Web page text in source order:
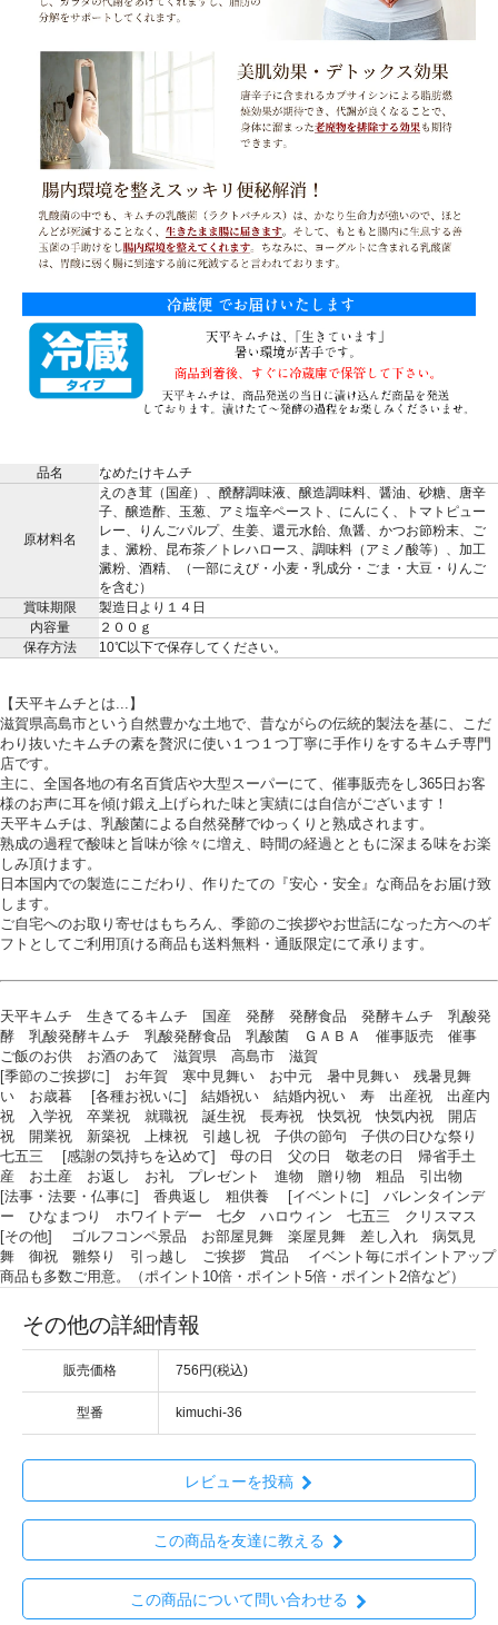
品名 なめたけキムチ
原材料名
えのき茸（国産）、醗酵調味液、醸造調味料、醤油、砂糖、唐辛
子、醸造酢、玉葱、アミ塩辛ペースト、にんにく、トマトピュー
レー、りんごパルプ、生姜、還元水飴、魚醤、かつお節粉末、ご
ま、澱粉、昆布茶／トレハロース、調味料（アミノ酸等）、加工
澱粉、酒精、（一部にえび・小麦・乳成分・ごま・大豆・りんご
を含む）
賞味期限
製造日より１４日
内容量
２００ｇ
保存方法
10℃以下で保存してください。
【天平キムチとは...】
滋賀県高島市という自然豊かな土地で、昔ながらの伝統的製法を基に、こだ
わり抜いたキムチの素を贅沢に使い１つ１つ丁寧に手作りをするキムチ専門
店です。
主に、全国各地の有名百貨店や大型スーパーにて、催事販売をし365日お客
様のお声に耳を傾け鍛え上げられた味と実績には自信がございます！
天平キムチは、乳酸菌による自然発酵でゆっくりと熟成されます。
熟成の過程で酸味と旨味が徐々に増え、時間の経過とともに深まる味をお楽
しみ頂けます。
日本国内での製造にこだわり、作りたての『安心・安全』な商品をお届け致
します。
ご自宅へのお取り寄せはもちろん、季節のご挨拶やお世話になった方へのギ
フトとしてご利用頂ける商品も送料無料・通販限定にて承ります。
天平キムチ 生きてるキムチ 国産 発酵 発酵食品 発酵キムチ 乳酸発
酵 乳酸発酵キムチ 乳酸発酵食品 乳酸菌 ＧＡＢＡ 催事販売 催事
ご飯のお供 お酒のあて 滋賀県 高島市 滋賀
[季節のご挨拶に] お年賀 寒中見舞い お中元 暑中見舞い 残暑見舞
い お歳暮 [各種お祝いに] 結婚祝い 結婚内祝い 寿 出産祝 出産内
祝 入学祝 卒業祝 就職祝 誕生祝 長寿祝 快気祝 快気内祝 開店
祝 開業祝 新築祝 上棟祝 引越し祝 子供の節句 子供の日ひな祭り
七五三 [感謝の気持ちを込めて] 母の日 父の日 敬老の日 帰省手土
産 お土産 お返し お礼 プレゼント 進物 贈り物 粗品 引出物
[法事・法要・仏事に] 香典返し 粗供養 [イベントに] バレンタインデ
ー ひなまつり ホワイトデー 七夕 ハロウィン 七五三 クリスマス
[その他] ゴルフコンペ景品 お部屋見舞 楽屋見舞 差し入れ 病気見
舞 御祝 雛祭り 引っ越し ご挨拶 賞品 イベント毎にポイントアップ
商品も多数ご用意。（ポイント10倍・ポイント5倍・ポイント2倍など）
その他の詳細情報
販売価格 756円(税込)
型番 kimuchi-36
レビューを投稿
この商品を友達に教える
この商品について問い合わせる